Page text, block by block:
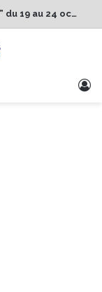
1er Édition de “La Semaine des Chefs” du 19 au 24 octobre 2026